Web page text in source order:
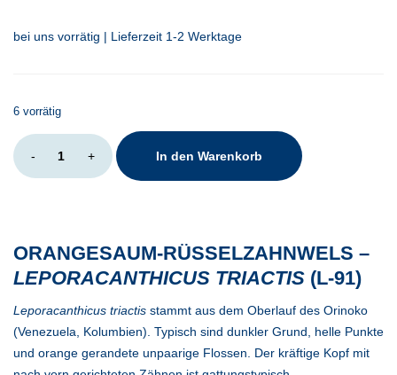
bei uns vorrätig | Lieferzeit 1-2 Werktage
6 vorrätig
-
Leporacanthicus
triactis
L-
+ In den Warenkorb
ORANGESAUM-RÜSSELZAHNWELS –
LEPORACANTHICUS TRIACTIS (L-91)
Leporacanthicus triactis stammt aus dem Oberlauf des Orinoko
(Venezuela, Kolumbien). Typisch sind dunkler Grund, helle Punkte
und orange gerandete unpaarige Flossen. Der kräftige Kopf mit